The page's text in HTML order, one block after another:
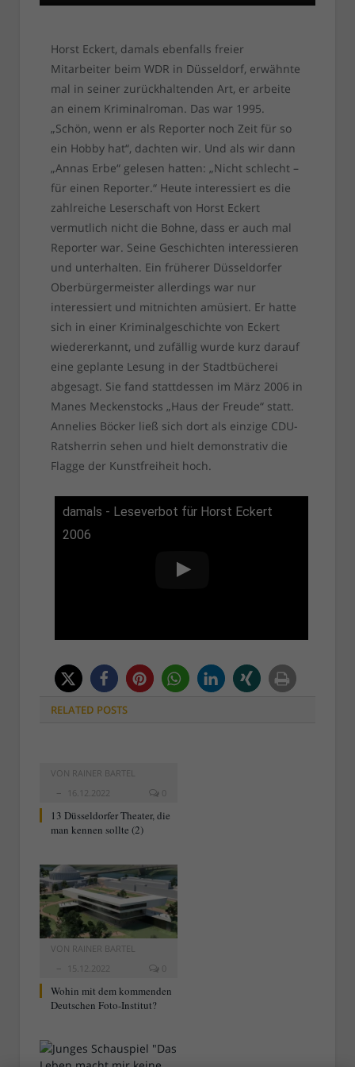
Horst Eckert, damals ebenfalls freier
Mitarbeiter beim WDR in Düsseldorf, erwähnte
mal in seiner zurückhaltenden Art, er arbeite
an einem Kriminalroman. Das war 1995.
„Schön, wenn er als Reporter noch Zeit für so
ein Hobby hat“, dachten wir. Und als wir dann
„Annas Erbe“ gelesen hatten: „Nicht schlecht –
für einen Reporter.“ Heute interessiert es die
zahlreiche Leserschaft von Horst Eckert
vermutlich nicht die Bohne, dass er auch mal
Reporter war. Seine Geschichten interessieren
und unterhalten. Ein früherer Düsseldorfer
Oberbürgermeister allerdings war nur
interessiert und mitnichten amüsiert. Er hatte
sich in einer Kriminalgeschichte von Eckert
wiedererkannt, und zufällig wurde kurz darauf
eine geplante Lesung in der Stadtbücherei
abgesagt. Sie fand stattdessen im März 2006 in
Manes Meckenstocks „Haus der Freude“ statt.
Annelies Böcker ließ sich dort als einzige CDU-
Ratsherrin sehen und hielt demonstrativ die
Flagge der Kunstfreiheit hoch.
damals - Leseverbot für Horst Eckert
2006
RELATED POSTS
VON RAINER BARTEL
16.12.2022
0
13 Düsseldorfer Theater, die
man kennen sollte (2)
VON RAINER BARTEL
15.12.2022
0
Wohin mit dem kommenden
Deutschen Foto-Institut?